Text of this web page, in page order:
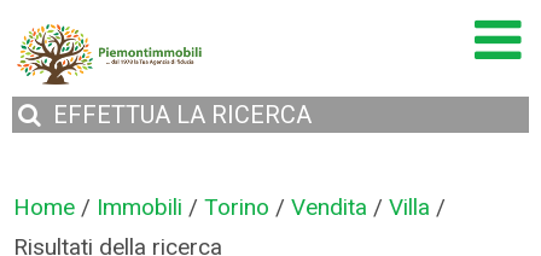
EFFETTUA LA RICERCA
Home / Immobili /Torino /Vendita /Villa /
Risultati della ricerca